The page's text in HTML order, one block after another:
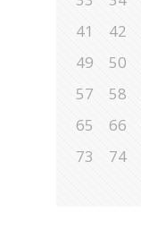
41
42
49
50
57
58
65
66
73
74